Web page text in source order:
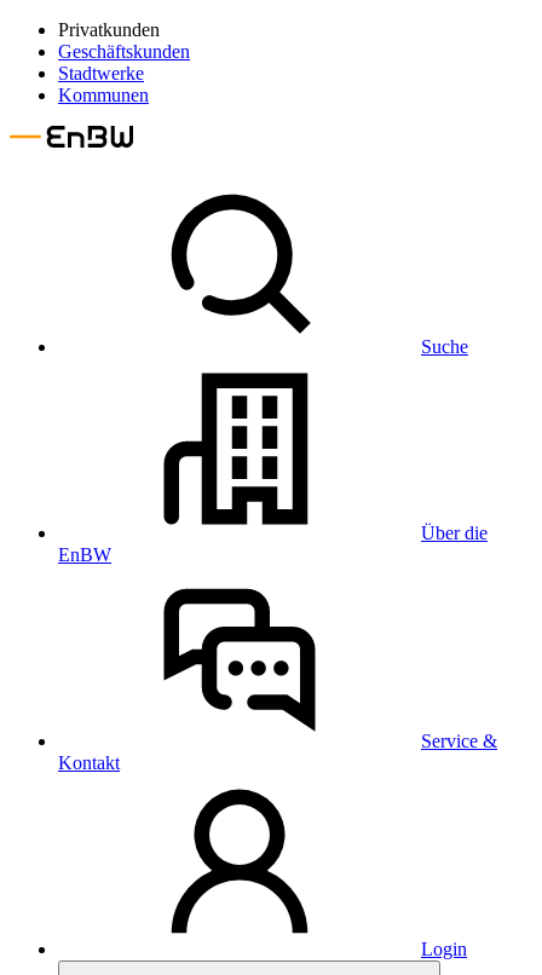
Privatkunden
Geschäftskunden
Stadtwerke
Kommunen
Suche
Über die
EnBW
Service &
Kontakt
Login